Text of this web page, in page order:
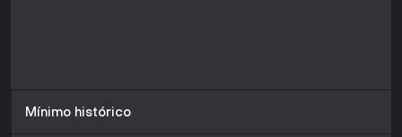
Mínimo histórico